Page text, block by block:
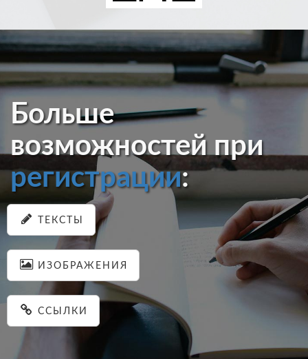
Больше
возможностей при
регистрации:
ТЕКСТЫ
ИЗОБРАЖЕНИЯ
ССЫЛКИ